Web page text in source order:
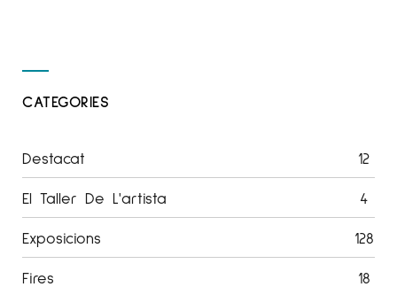
CATEGORIES
Destacat 12
El Taller De L'artista 4
Exposicions 128
Fires 18